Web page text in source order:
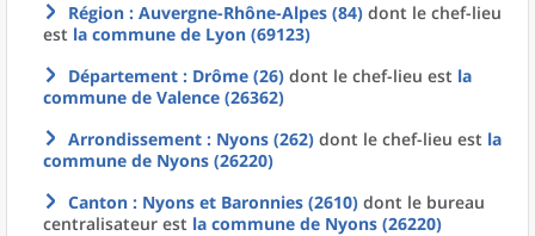
Région : Auvergne-Rhône-Alpes (84) dont le chef-lieu
est la commune de Lyon (69123)
Département : Drôme (26) dont le chef-lieu est la
commune de Valence (26362)
Arrondissement : Nyons (262) dont le chef-lieu est la
commune de Nyons (26220)
Canton : Nyons et Baronnies (2610) dont le bureau
centralisateur est la commune de Nyons (26220)